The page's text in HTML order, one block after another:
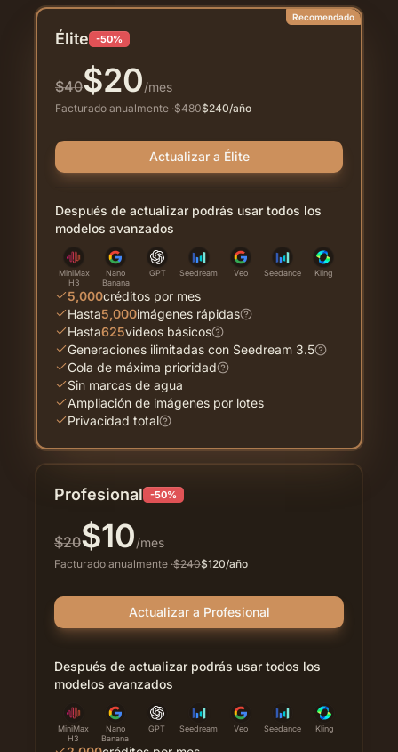
Profesional -50%
$20$10/mes
Facturado anualmente ·$240$120/año
Actualizar a Profesional
Después de actualizar podrás usar todos los
modelos avanzados
MiniMax
H3
Nano
Banana
GPT Seedream Veo Seedance Kling
Recomendado
Élite -50%
$40$20/mes
Facturado anualmente ·$480$240/año
Actualizar a Élite
Después de actualizar podrás usar todos los
modelos avanzados
MiniMax
H3
Nano
Banana
GPT Seedream Veo Seedance Kling
5,000créditos por mes
Hasta5,000imágenes rápidas
Hasta625videos básicos
Generaciones ilimitadas con Seedream 3.5
Cola de máxima prioridad
Sin marcas de agua
Ampliación de imágenes por lotes
Privacidad total